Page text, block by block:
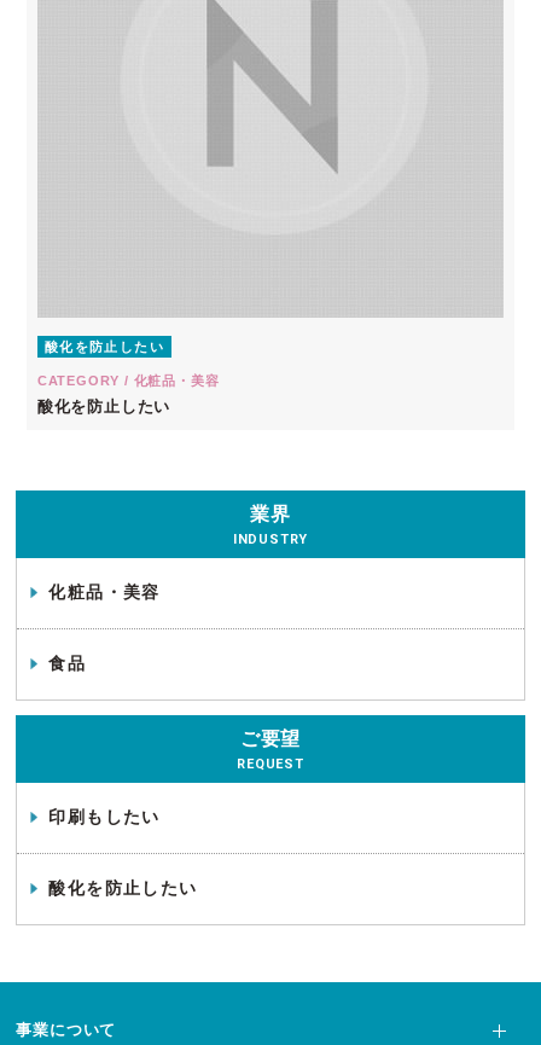
業界
INDUSTRY
化粧品・美容
食品
ご要望
REQUEST
印刷もしたい
酸化を防止したい
酸化を防止したい
CATEGORY / 化粧品・美容
酸化を防止したい
事業について